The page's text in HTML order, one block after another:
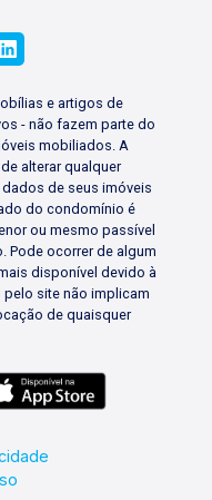
e artigos de
- não fazem parte do
mobiliados. A
alterar qualquer
de seus imóveis
do condomínio é
ou mesmo passível
Pode ocorrer de algum
disponível devido à
site não implicam
de quaisquer